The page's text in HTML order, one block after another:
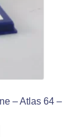
– Atlas 64 –